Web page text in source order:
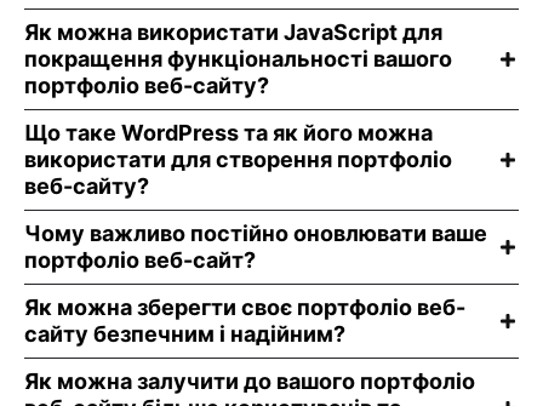
Як можна використати JavaScript для
покращення функціональності вашого
портфоліо веб-сайту?
Що таке WordPress та як його можна
використати для створення портфоліо
веб-сайту?
Чому важливо постійно оновлювати ваше
портфоліо веб-сайт?
Як можна зберегти своє портфоліо веб-
сайту безпечним і надійним?
Як можна залучити до вашого портфоліо